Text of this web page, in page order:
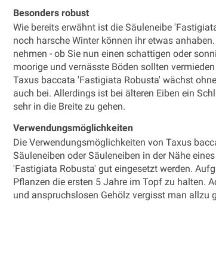
Besonders robust
Wie bereits erwähnt ist die Säuleneibe
noch harsche Winter können ihr etwas
nehmen - ob Sie nun einen schattigen oder
moorige und vernässte Böden sollten
Taxus baccata 'Fastigiata Robusta' wächst
auch bei. Allerdings ist bei älteren Eiben ein
sehr in die Breite zu gehen.
Verwendungsmöglichkeiten
Die Verwendungsmöglichkeiten von Taxus
Säuleneiben oder Säuleneiben in der Nähe
'Fastigiata Robusta' gut eingesetzt werden.
Pflanzen die ersten 5 Jahre im Topf zu halten.
und anspruchslosen Gehölz vergisst man allzu